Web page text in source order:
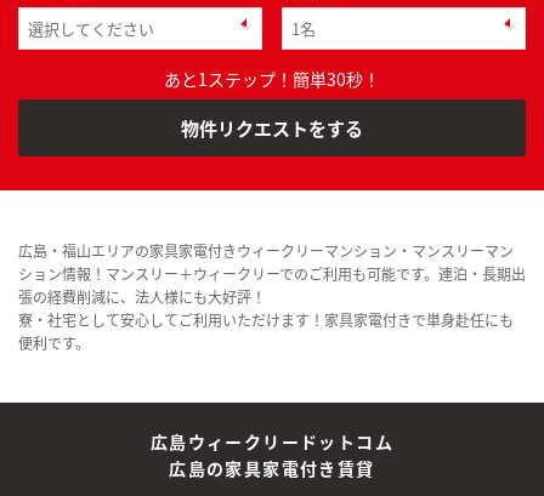
あと1ステップ！簡単30秒！
物件リクエストをする
広島・福山エリアの家具家電付きウィークリーマンション・マンスリーマン
ション情報！マンスリー＋ウィークリーでのご利用も可能です。連泊・長期出
張の経費削減に、法人様にも大好評！
寮・社宅として安心してご利用いただけます！家具家電付きで単身赴任にも
便利です。
広島ウィークリードットコム
広島の家具家電付き賃貸